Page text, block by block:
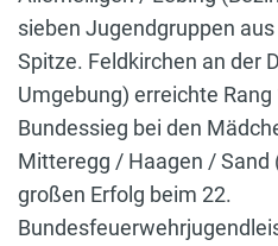
sieben Jugendgruppen
Spitze. Feldkirchen an der
Umgebung) erreichte
Bundessieg bei den
Mitteregg / Haagen / Sand
großen Erfolg beim 22.